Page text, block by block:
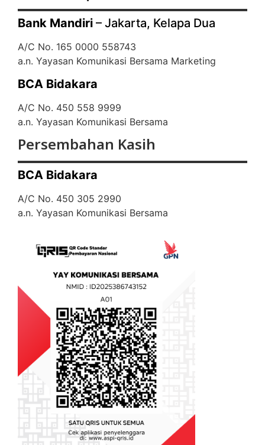
Bank Mandiri – Jakarta, Kelapa Dua
A/C No. 165 0000 558743
a.n. Yayasan Komunikasi Bersama Marketing
BCA Bidakara
A/C No. 450 558 9999
a.n. Yayasan Komunikasi Bersama
Persembahan Kasih
BCA Bidakara
A/C No. 450 305 2990
a.n. Yayasan Komunikasi Bersama